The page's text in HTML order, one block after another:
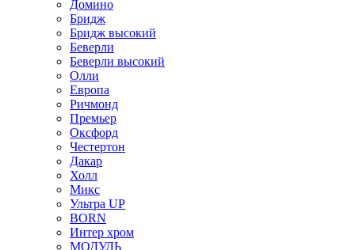
Домино
Бридж
Бридж высокий
Беверли
Беверли высокий
Олли
Европа
Ричмонд
Премьер
Оксфорд
Честертон
Дакар
Холл
Микс
Ультра UP
BORN
Интер хром
МОДУЛЬ